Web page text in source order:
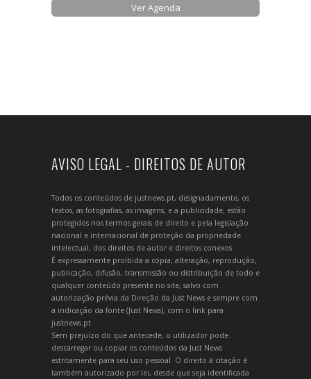
Ver Agenda
AVISO LEGAL - DIREITOS DE AUTOR
Todos os conteúdos de justnews.pt, designadamente, os
textos, as fotografias, as imagens, e a publicidade, estão
protegidos nos termos gerais de direito e pela legislação
nacional e internacional de proteção da propriedade
intelectual, dos direitos de autor e direitos conexos.
É expressamente proibida a cópia, alteração, reprodução,
publicação, difusão, transmissão ou distribuição de todo e
qualquer conteúdo presente no site, salvo com
autorização prévia da Direção da Just News e sempre com
a indicação da fonte (Just News), com o link para
justnews.pt.
Sem prejuízo do que antecede, o utilizador pode
descarregar ou copiar os conteúdos da Just News
estritamente para seu uso pessoal. O direito à citação é
também autorizado por lei, desde que seja identificada